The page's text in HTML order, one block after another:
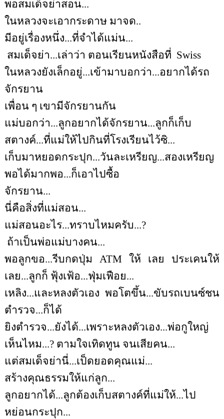
พอสมเด็จย่าสอน...
ในหลวงจะเอากระดาษ มาจด..
มีอยู่เรื่องหนึ่ง...ที่จำได้แม่น...
สมเด็จย่า...เล่าว่า ตอนเรียนหนังสือที่ Swiss
ในหลวงยังเล็กอยู่...เข้ามาบอกว่า...อยากได้รถ
จักรยาน
เพื่อน ๆ เขามีจักรยานกัน
แม่บอกว่า...ลูกอยากได้จักรยาน...ลูกก็เก็บ
สตางค์...ที่แม่ให้ไปกินที่โรงเรียนไว้ซิ...
เก็บมาหยอดกระปุก...วันละเหรียญ...สองเหรียญ
พอได้มากพอ...ก็เอาไปซื้อ
จักรยาน...
นี่คือสิ่งที่แม่สอน...
แม่สอนอะไร...ทราบไหมครับ...?
ถ้าเป็นพ่อแม่บางคน...
พอลูกขอ...รีบกดปุ่ม ATMให้ เลย ประเคนให้
เลย...ลูกก็ ฟุ้งเฟ้อ...ฟุ่มเฟือย...
เหลิง...และหลงตัวเอง พอโตขึ้น...ขับรถเบนซ์ชน
ตำรวจ...ก็ได้
ยิงตำรวจ...ยังได้...เพราะหลงตัวเอง...พ่อกูใหญ่
เห็นไหม...? ตามใจเทิดทูน จนเสียคน...
แต่สมเด็จย่านี่...เป็ดยอดคุณแม่...
สร้างคุณธรรมให้แก่ลูก...
ลูกอยากได้...ลูกต้องเก็บสตางค์ที่แม่ให้...ไป
หย่อนกระปุก...